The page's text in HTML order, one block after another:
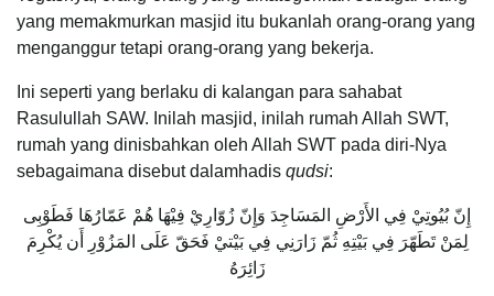
yang memakmurkan masjid itu bukanlah orang-orang yang
menganggur tetapi orang-orang yang bekerja.
Ini seperti yang berlaku di kalangan para sahabat
Rasulullah SAW. Inilah masjid, inilah rumah Allah SWT,
rumah yang dinisbahkan oleh Allah SWT pada diri-Nya
sebagaimana disebut dalamhadis qudsi:
إِنّ بُيُوتِيْ فِي الأَرْضِ المَسَاجِدَ وَإِنّ زُوّارِيْ فِيْهَا هُمْ عَمّارُهَا فَطَوْبِى
لِمَنْ تَطَهّرَ فِي بَيْتِهِ ثُمّ زَارَنِي فِي بَيْتيْ فَحَقّ عَلَى المَزُوْرِ أَن يُكْرِمَ
زَائِرَهُ